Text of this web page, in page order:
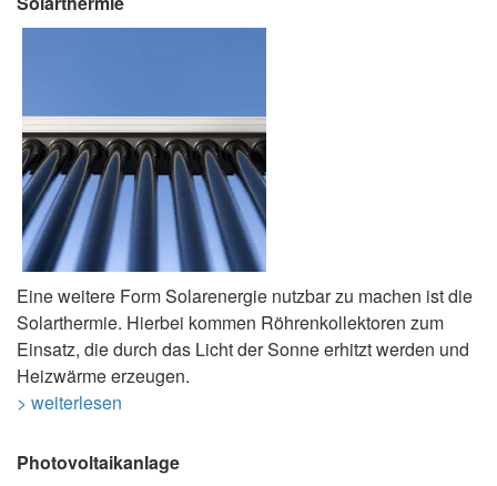
Eine weitere Form Solarenergie nutzbar zu machen ist die
Solarthermie. Hierbei kommen Röhrenkollektoren zum
Einsatz, die durch das Licht der Sonne erhitzt werden und
Heizwärme erzeugen.
> weiterlesen
Photovoltaikanlage